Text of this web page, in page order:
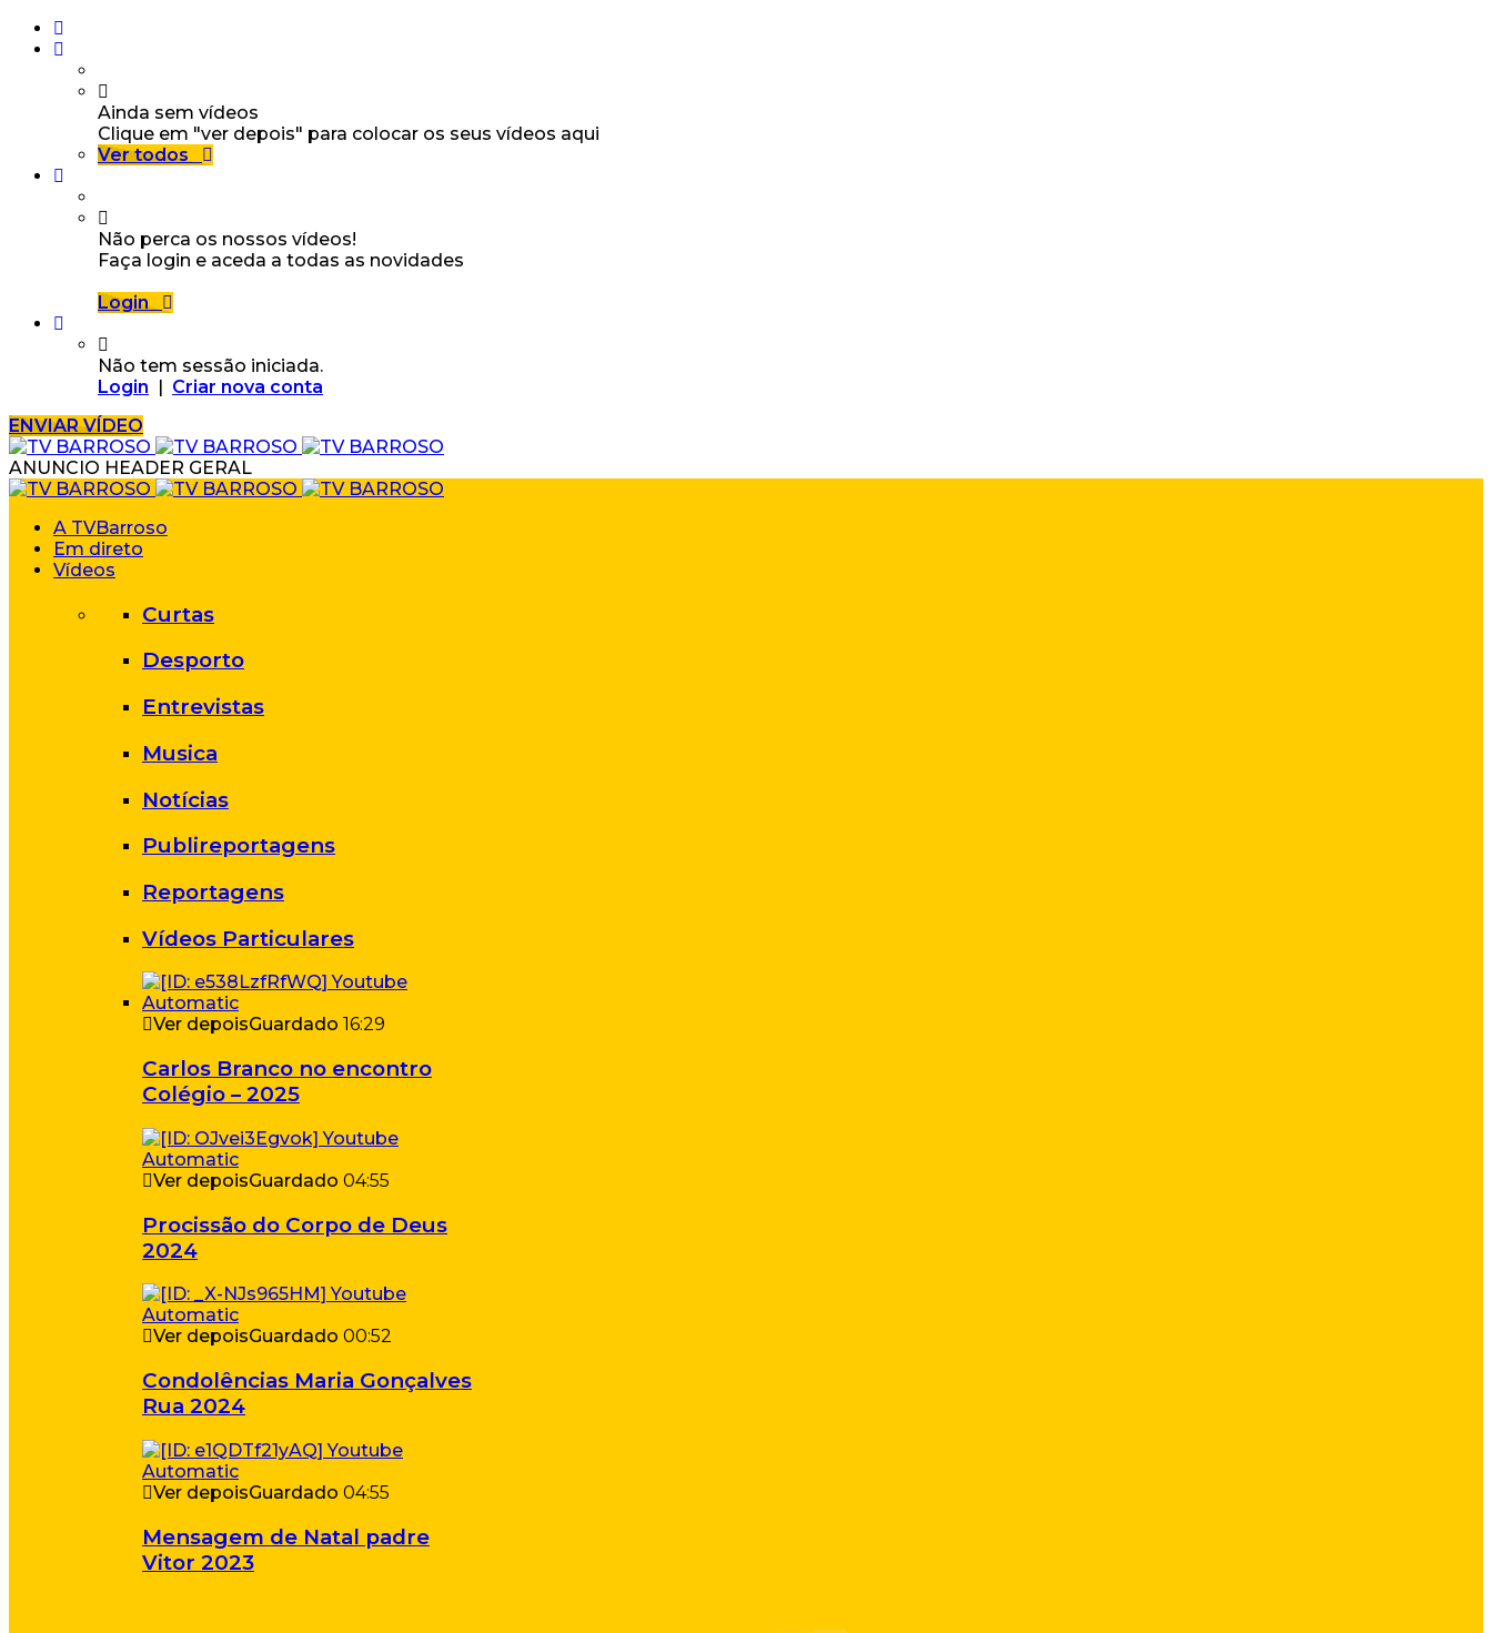
Ainda sem vídeos
Clique em "ver depois" para colocar os seus vídeos aqui
Ver todos
Não perca os nossos vídeos!
Faça login e aceda a todas as novidades
Login
Não tem sessão iniciada.
Login | Criar nova conta
ENVIAR VÍDEO
ANUNCIO HEADER GERAL
A TVBarroso
Em direto
Vídeos
Curtas
Desporto
Entrevistas
Musica
Notícias
Publireportagens
Reportagens
Vídeos Particulares
Ver depoisGuardado 16:29
Carlos Branco no encontro
Colégio – 2025
Ver depoisGuardado 04:55
Procissão do Corpo de Deus
2024
Ver depoisGuardado 00:52
Condolências Maria Gonçalves
Rua 2024
Ver depoisGuardado 04:55
Mensagem de Natal padre
Vitor 2023